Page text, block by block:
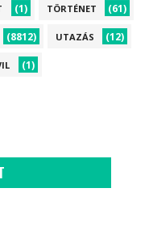
(1) TÖRTÉNET (61)
(8812) UTAZÁS (12)
(1)